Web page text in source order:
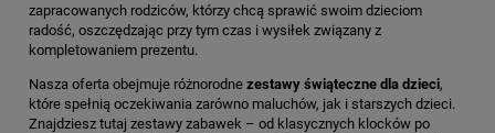
zapracowanych rodziców, którzy chcą sprawić swoim dzieciom
radość, oszczędzając przy tym czas i wysiłek związany z
kompletowaniem prezentu.
Nasza oferta obejmuje różnorodne zestawy świąteczne dla dzieci,
które spełnią oczekiwania zarówno maluchów, jak i starszych dzieci.
Znajdziesz tutaj zestawy zabawek – od klasycznych klocków po